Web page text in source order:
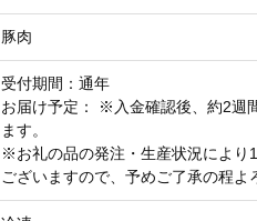
豚肉
受付期間：通年
お届け予定： ※入金確認後、約2週
ます。
※お礼の品の発注・生産状況により
ございますので、予めご了承の程よ